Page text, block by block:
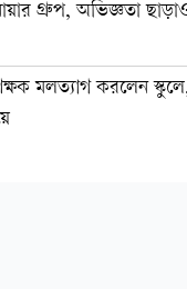
গ্রুপ, অভিজ্ঞতা
মলত্যাগ করলেন